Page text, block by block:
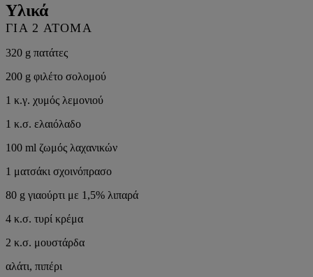
Υλικά
ΓΙΑ 2 ΑΤΟΜΑ
320 g πατάτες
200 g φιλέτο σολομού
1 κ.γ. χυμός λεμονιού
1 κ.σ. ελαιόλαδο
100 ml ζωμός λαχανικών
1 ματσάκι σχοινόπρασο
80 g γιαούρτι με 1,5% λιπαρά
4 κ.σ. τυρί κρέμα
2 κ.σ. μουστάρδα
αλάτι, πιπέρι